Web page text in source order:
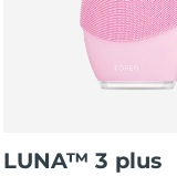
LUNA™ 3 plus